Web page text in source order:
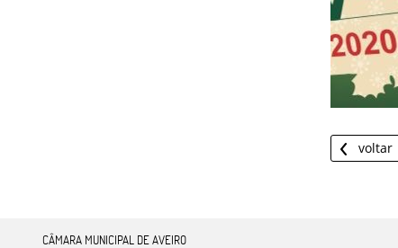
voltar
CÂMARA MUNICIPAL DE AVEIRO